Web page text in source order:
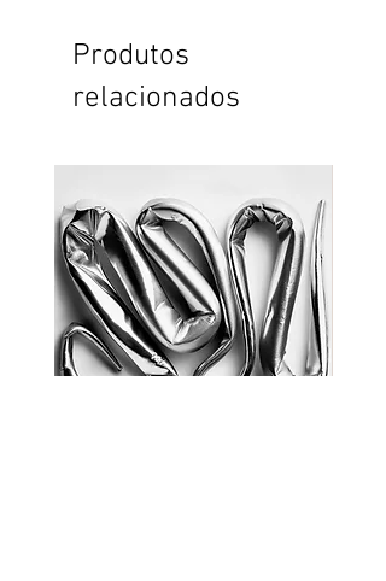
Produtos
relacionados